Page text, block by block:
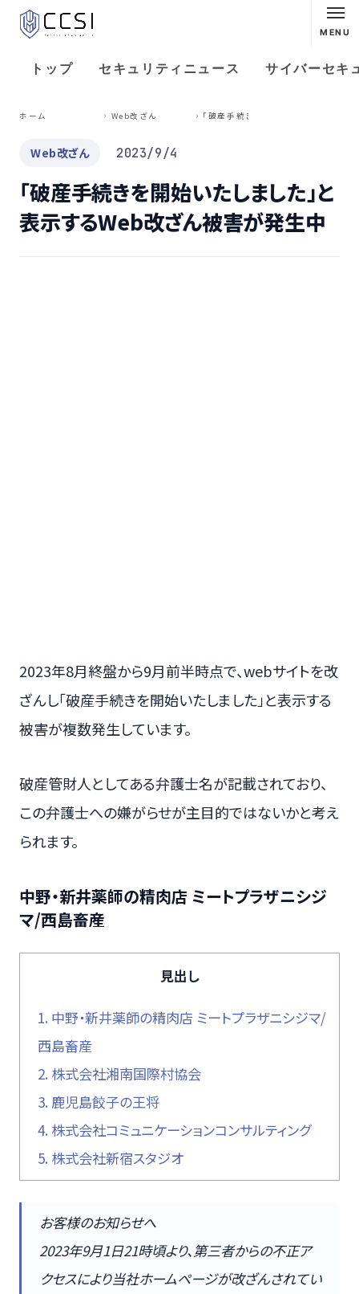
MENU
トップ セキュリティニュース サイバーセキ
ホーム Web改ざん
Web改ざん 2023/9/4
「破産手続きを開始いたしました」と
表示するWeb改ざん被害が発生中
2023年8月終盤から9月前半時点で、webサイトを改
ざんし「破産手続きを開始いたしました」と表示する
被害が複数発生しています。
破産管財人としてある弁護士名が記載されており、
この弁護士への嫌がらせが主目的ではないかと考え
られます。
中野・新井薬師の精肉店 ミートプラザニシジ
マ/西島畜産
見出し
1. 中野・新井薬師の精肉店 ミートプラザニシジマ/
西島畜産
2. 株式会社湘南国際村協会
3. 鹿児島餃子の王将
4. 株式会社コミュニケーションコンサルティング
5. 株式会社新宿スタジオ
お客様のお知らせへ
2023年9月1日21時頃より、第三者からの不正ア
クセスにより当社ホームページが改ざんされてい